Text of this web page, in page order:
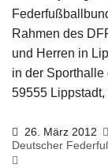
Rahmen des
und Herren in
in der
59555
26. März 2012
Deutscher